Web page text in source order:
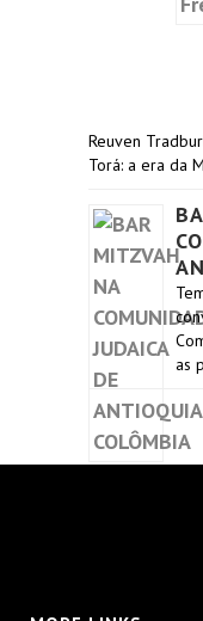
Reuven
Torá: a era da
as